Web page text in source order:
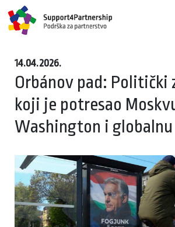
14.04.2026.
Orbánov pad: Politički
koji je potresao
Washington i globalnu